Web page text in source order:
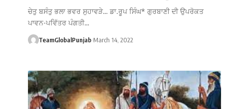
ਚੇਤੁ ਬਸੰਤੁ ਭਲਾ ਭਵਰ ਸੁਹਾਵੜੇ… ਡਾ.ਰੂਪ ਸਿੰਘ* ਗੁਰਬਾਣੀ ਦੀ ਉਪਰੋਕਤ
ਪਾਵਨ-ਪਵਿੱਤਰ ਪੰਗਤੀ…
TeamGlobalPunjab March 14, 2022